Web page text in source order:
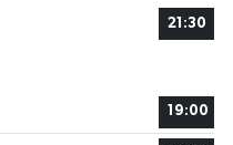
21:30
19:00